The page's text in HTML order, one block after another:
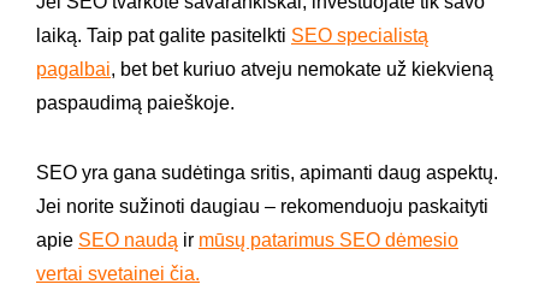
laiką. Taip pat galite pasitelkti SEO specialistą
pagalbai, bet bet kuriuo atveju nemokate už kiekvieną
paspaudimą paieškoje.
SEO yra gana sudėtinga sritis, apimanti daug aspektų.
Jei norite sužinoti daugiau – rekomenduoju paskaityti
apie SEO naudą ir mūsų patarimus SEO dėmesio
vertai svetainei čia.